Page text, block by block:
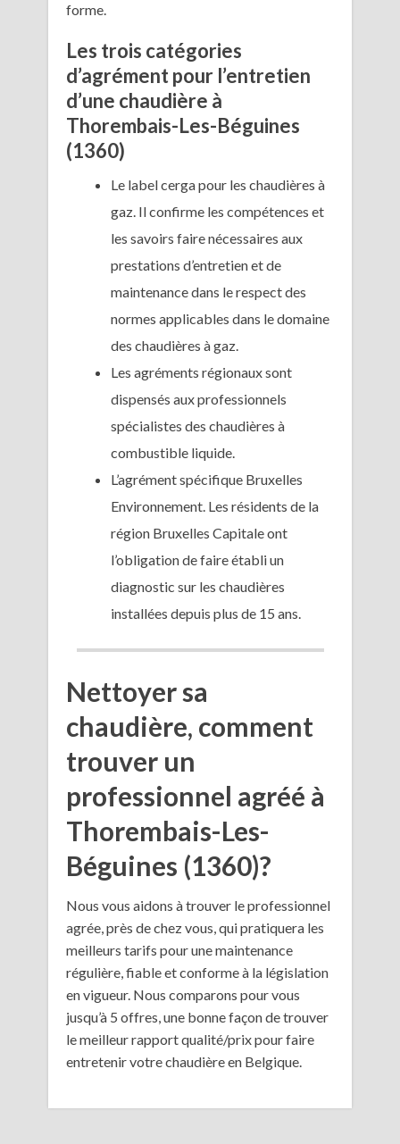
forme.
Les trois catégories
d’agrément pour l’entretien
d’une chaudière à
Thorembais-Les-Béguines
(1360)
Le label cerga pour les chaudières à
gaz. Il confirme les compétences et
les savoirs faire nécessaires aux
prestations d’entretien et de
maintenance dans le respect des
normes applicables dans le domaine
des chaudières à gaz.
Les agréments régionaux sont
dispensés aux professionnels
spécialistes des chaudières à
combustible liquide.
L’agrément spécifique Bruxelles
Environnement. Les résidents de la
région Bruxelles Capitale ont
l’obligation de faire établi un
diagnostic sur les chaudières
installées depuis plus de 15 ans.
Nettoyer sa
chaudière, comment
trouver un
professionnel agréé à
Thorembais-Les-
Béguines (1360)?
Nous vous aidons à trouver le professionnel
agrée, près de chez vous, qui pratiquera les
meilleurs tarifs pour une maintenance
régulière, fiable et conforme à la législation
en vigueur. Nous comparons pour vous
jusqu’à 5 offres, une bonne façon de trouver
le meilleur rapport qualité/prix pour faire
entretenir votre chaudière en Belgique.